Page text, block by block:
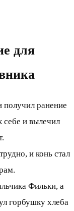
для
ранение
себе и вылечил
и конь стал
Фильки, а
горбушку хлеба